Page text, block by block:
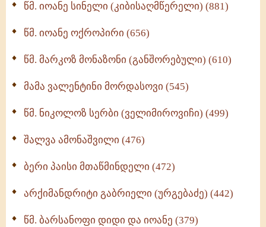
წმ. იოანე სინელი (კიბისაღმწერელი) (881)
წმ. იოანე ოქროპირი (656)
წმ. მარკოზ მონაზონი (განშორებული) (610)
მამა ვალენტინი მორდასოვი (545)
წმ. ნიკოლოზ სერბი (ველიმიროვიჩი) (499)
შალვა ამონაშვილი (476)
ბერი პაისი მთაწმინდელი (472)
არქიმანდრიტი გაბრიელი (ურგებაძე) (442)
წმ. ბარსანოფი დიდი და იოანე (379)